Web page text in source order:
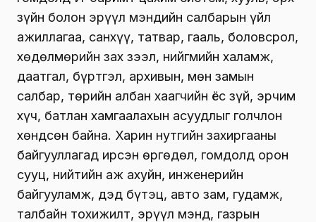
зүйн болон эрүүл мэндийн салбарын үйл
ажиллагаа, санхүү, татвар, гааль, боловсрол,
хөдөлмөрийн зах зээл, нийгмийн халамж,
даатгал, бүртгэл, архивын, мөн замын
салбар, төрийн албан хаагчийн ёс зүй, эрчим
хүч, батлан хамгаалахын асуудлыг голчлон
хөндсөн байна. Харин нутгийн захиргааны
байгууллагад ирсэн өргөдөл, гомдолд орон
сууц, нийтийн аж ахуйн, инженерийн
байгууламж, дэд бүтэц, авто зам, гудамж,
талбайн тохижилт, эрүүл мэнд, газрын